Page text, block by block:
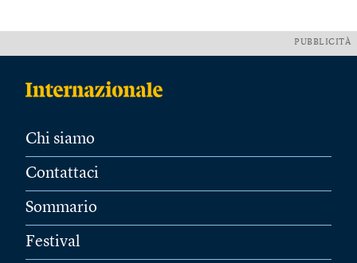
PUBBLICITÀ
Chi siamo
Contattaci
Sommario
Festival